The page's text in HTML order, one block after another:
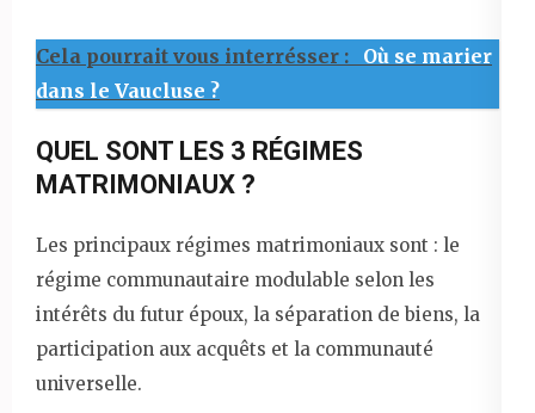
Cela pourrait vous interrésser :
Où se marier
dans le Vaucluse ?
QUEL SONT LES 3 RÉGIMES
MATRIMONIAUX ?
Les principaux régimes matrimoniaux sont : le
régime communautaire modulable selon les
intérêts du futur époux, la séparation de biens, la
participation aux acquêts et la communauté
universelle.